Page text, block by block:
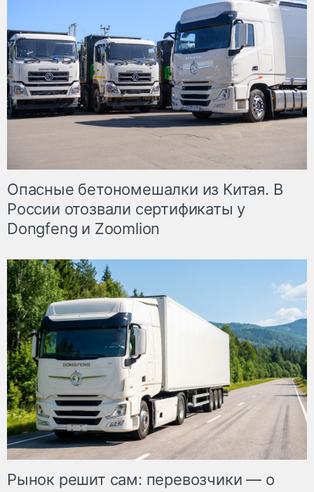
Опасные бетономешалки из Китая. В
России отозвали сертификаты у
Dongfeng и Zoomlion
Рынок решит сам: перевозчики — о